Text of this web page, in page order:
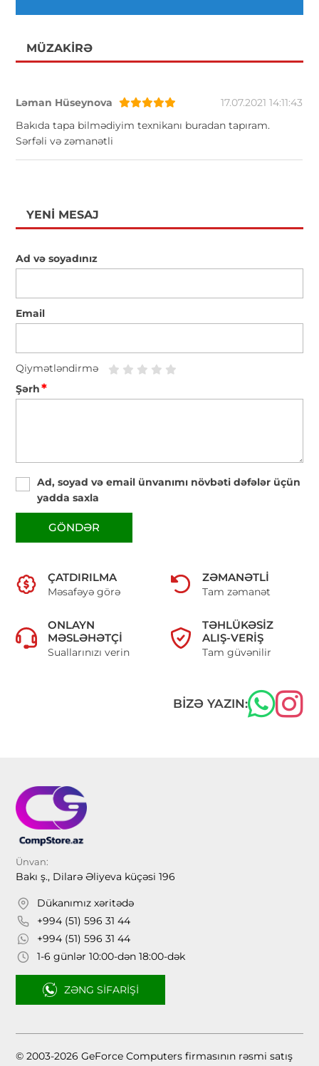
MÜZAKIRƏ
Ləman Hüseynova
17.07.2021 14:11:43
Bakıda tapa bilmədiyim texnikanı buradan tapıram.
Sərfəli və zəmanətli
YENI MESAJ
Ad və soyadınız
Email
Qiymətləndirmə
Şərh*
Ad, soyad və email ünvanımı növbəti dəfələr üçün
yadda saxla
GÖNDƏR
ÇATDIRILMA
Məsafəyə görə
ZƏMANƏTLI
Tam zəmanət
ONLAYN
MƏSLƏHƏTÇI
Suallarınızı verin
TƏHLÜKƏSIZ
ALIŞ-VERIŞ
Tam güvənilir
BIZƏ YAZIN:
Ünvan:
Bakı ş., Dilarə Əliyeva küçəsi 196
Dükanımız xəritədə
+994 (51) 596 31 44
+994 (51) 596 31 44
1-6 günlər 10:00-dən 18:00-dək
ZƏNG SIFARIŞI
© 2003-2026 GeForce Computers firmasının rəsmi satış